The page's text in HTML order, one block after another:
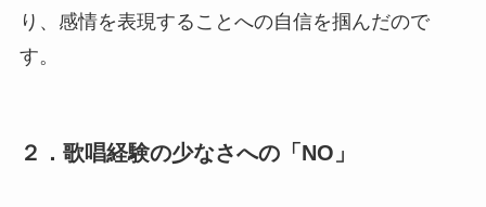
り、感情を表現することへの自信を掴んだので
す。
２．歌唱経験の少なさへの「NO」